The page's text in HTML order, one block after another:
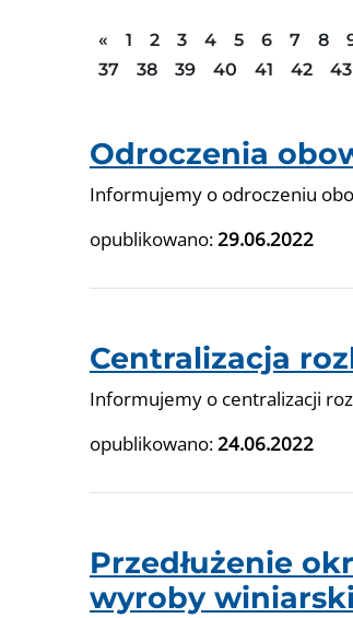
« Poprzednia strona
1 2 3 4 5 6 7 8
37
38 39 40 41 42 43
Odroczenia
Informujemy o odroczeniu
opublikowano:29.06.2022
Centralizacja
Informujemy o centralizacji
opublikowano:24.06.2022
Przedłużenie
wyroby